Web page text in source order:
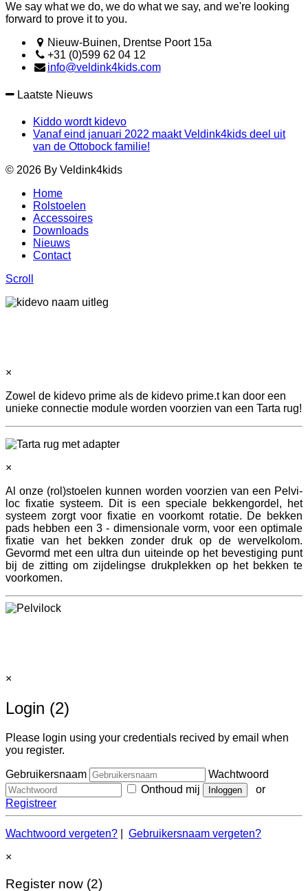
We say what we do, we do what we say, and we're looking
forward to prove it to you.
Nieuw-Buinen, Drentse Poort 15a
+31 (0)599 62 04 12
info@veldink4kids.com
Laatste Nieuws
Kiddo wordt kidevo
Vanaf eind januari 2022 maakt Veldink4kids deel uit
van de Ottobock familie!
© 2026 By Veldink4kids
Home
Rolstoelen
Accessoires
Downloads
Nieuws
Contact
Scroll
×
Zowel de kidevo prime als de kidevo prime.t kan door een
unieke connectie module worden voorzien van een Tarta rug!
×
Al onze (rol)stoelen kunnen worden voorzien van een Pelvi-
loc fixatie systeem. Dit is een speciale bekkengordel, het
systeem zorgt voor fixatie en voorkomt rotatie. De bekken
pads hebben een 3 - dimensionale vorm, voor een optimale
fixatie van het bekken zonder druk op de wervelkolom.
Gevormd met een ultra dun uiteinde op het bevestiging punt
bij de zitting om zijdelingse drukplekken op het bekken te
voorkomen.
×
Login (2)
Please login using your credentials recived by email when
you register.
Gebruikersnaam
Wachtwoord
Onthoud mij
or
Registreer
Wachtwoord vergeten?
Gebruikersnaam vergeten?
×
Register now (2)